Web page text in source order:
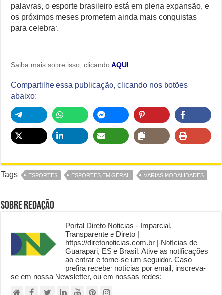
palavras, o esporte brasileiro está em plena expansão, e
os próximos meses prometem ainda mais conquistas
para celebrar.
Saiba mais sobre isso, clicandoAQUI
Compartilhe essa publicação, clicando nos botões
abaixo:
Tags ESPORTES ESPORTES EM GERAL VÁRIAS MODALIDADES
Sobre Redação
Portal Direto Noticias - Imparcial,
Transparente e Direto |
https://diretonoticias.com.br | Notícias de
Guarapari, ES e Brasil. Ative as notificações
ao entrar e torne-se um seguidor. Caso
prefira receber notícias por email, inscreva-
se em nossa Newsletter, ou em nossas redes: